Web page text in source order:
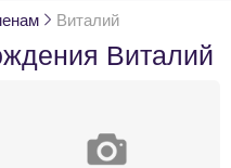
Виталий
Виталий